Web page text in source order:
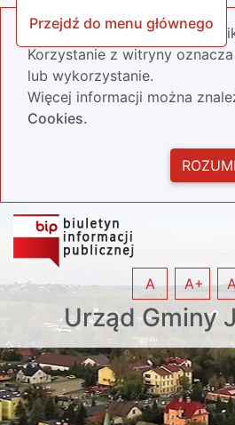
Przejdź do menu głównego
Nasza strona wykorzystuje
Korzystanie z witryny
lub wykorzystanie.
Więcej informacji można
Cookies.
Urząd Gminy
A A+